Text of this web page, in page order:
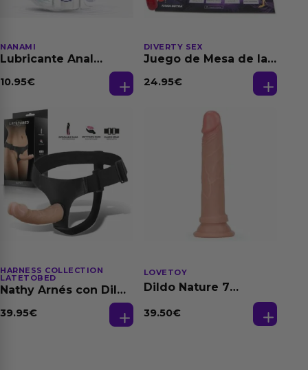
NANAMI
Lubricante Anal
Dilatación Base Agua
10.95€
DIVERTY SEX
Juego de Mesa de las
24.95€
HARNESS COLLECTION
LATETOBED
Nathy Arnés con Dildo
39.95€
LOVETOY
Dildo Nature 7
Natural
39.50€